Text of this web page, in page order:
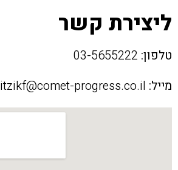
ליצירת קשר
טלפון:
מייל: itzikf@comet-progress.co.il